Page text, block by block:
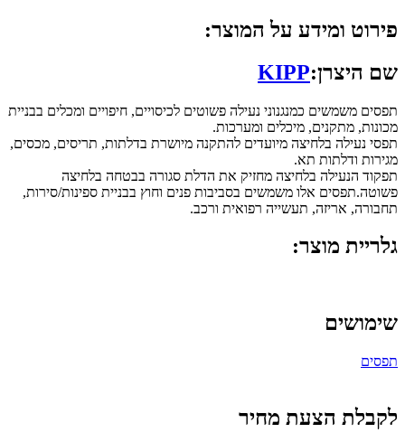
פירוט ומידע על המוצר:
שם היצרן:KIPP
תפסים משמשים כמנגנוני נעילה פשוטים לכיסויים, חיפויים ומכלים בבניית
מכונות, מתקנים, מיכלים ומערכות.
תפסי נעילה בלחיצה מיועדים להתקנה מיושרת בדלתות, תריסים, מכסים,
מגירות ודלתות תא.
תפקוד הנעילה בלחיצה מחזיק את הדלת סגורה בבטחה בלחיצה
פשוטה.תפסים אלו משמשים בסביבות פנים וחוץ בבניית ספינות/סירות,
תחבורה, אריזה, תעשייה רפואית ורכב.
גלריית מוצר:
שימושים
תפסים
לקבלת הצעת מחיר